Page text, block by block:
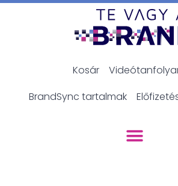
Kosár
BrandSync tartalmak